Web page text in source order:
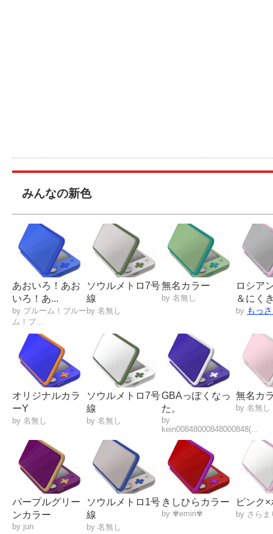
みんなの新色
あおいろ！あお
いろ！あ...
by ブルーム！ブルー
ム！ブ...
ソウルメトロ7号
線
by 名無し
無名カラー
by 名無し
ロシア
＆にく
by もっ
オリジナルカラ
ーY
by 名無し
ソウルメトロ7号
線
by 名無し
GBAっぽくなっ
た。
by
kein00848000848000848(...
無名カ
by 名無し
パープルグリー
ンカラー
by jun
ソウルメトロ1号
線
by 名無し
きしひらカラー
by ✾emiri✾
ピンク
by さらま